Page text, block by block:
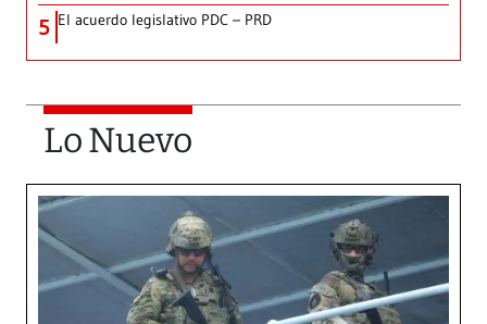
5 El acuerdo legislativo PDC – PRD
Lo Nuevo